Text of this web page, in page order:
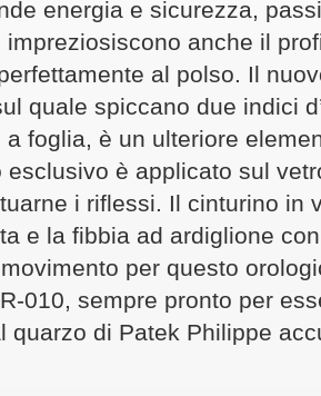
energia e sicurezza,
impreziosiscono anche il
al polso. Il
quale spiccano due indici
a foglia, è un ulteriore
esclusivo è applicato sul
i riflessi. Il cinturino in
e la fibbia ad ardiglione
per questo
010, sempre pronto per
quarzo di Patek Philippe